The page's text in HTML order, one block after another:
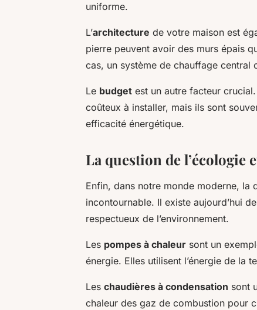
uniforme.
L’architecture de votre maison est
pierre peuvent avoir des murs épais
cas, un système de chauffage
Le budget est un autre facteur
coûteux à installer, mais ils sont
efficacité énergétique.
La question de l’écologie
Enfin, dans notre monde moderne, la
incontournable. Il existe aujourd’hui
respectueux de l’environnement.
Les pompes à chaleur sont un
énergie. Elles utilisent l’énergie de la
Les chaudières à condensation sont
chaleur des gaz de combustion pour